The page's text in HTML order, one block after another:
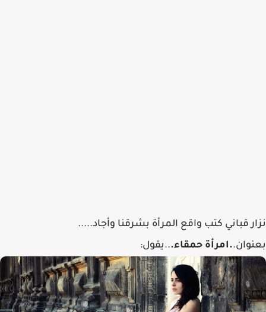
نزار قباني كتب واقع المرأة بشرقنا وأجاد.....
بعنوان..امرأة حمقاء...يقول: